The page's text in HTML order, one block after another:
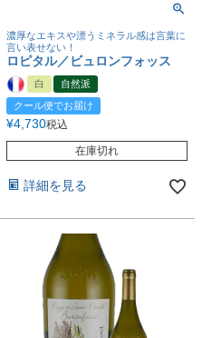
濃厚なエキスや漂うミネラル感は言葉に
言い表せない！
ロピタル／ビュロンフォッス
白
自然派
クール便でお届け
¥4,730税込
在庫切れ
詳細を見る